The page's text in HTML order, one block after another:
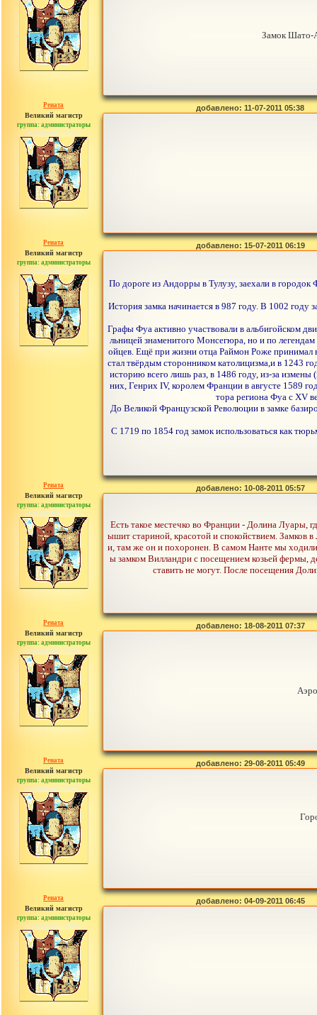
Замок Шато-
Рената
Великий магистр
группа: администраторы
сообщений: 30442
добавлено: 11-07-2011 05:38
Рената
Великий магистр
группа: администраторы
сообщений: 30442
добавлено: 15-07-2011 06:19
По дороге из Андорры в Тулузу, заехали в
История замка начинается в 987 году. В 1002
Графы Фуа активно участвовали в альбигойском
льницей знаменитого Монсегюра, но и по
ойцев. Ещё при жизни отца Раймон Роже принимал
стал твёрдым сторонником католицизма,и в 1243
историю всего лишь раз, в 1486 году, из-за
них, Генрих IV, королем Франции в августе 1589
тора региона Фуа с XV
До Великой Французской Революции в замке
C 1719 по 1854 год замок использоваться как
Рената
Великий магистр
группа: администраторы
сообщений: 30442
добавлено: 10-08-2011 05:57
Есть такое местечко во Франции - Долина Луары,
ышит стариной, красотой и спокойствием. Замков
и, там же он и похоронен. В самом Нанте мы
ы замком Вилландри с посещением козьей фермы,
ставить не могут. После посещения
Рената
Великий магистр
группа: администраторы
сообщений: 30442
добавлено: 18-08-2011 07:37
Рената
Великий магистр
группа: администраторы
сообщений: 30442
добавлено: 29-08-2011 05:49
Рената
Великий магистр
группа: администраторы
сообщений: 30442
добавлено: 04-09-2011 06:45